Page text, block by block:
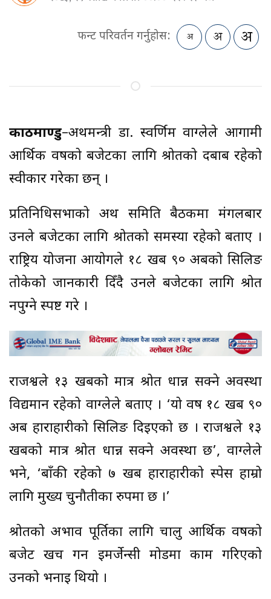
फन्ट परिवर्तन गर्नुहोस:
काठमाण्डु–अर्थमन्त्री डा. स्वर्णिम वाग्लेले आगामी
आर्थिक वर्षको बजेटका लागि श्रोतको दबाब रहेको
स्वीकार गरेका छन् ।
प्रतिनिधिसभाको अर्थ समिति बैठकमा मंगलबार
उनले बजेटका लागि श्रोतको समस्या रहेको बताए ।
राष्ट्रिय योजना आयोगले १८ खर्ब ९० अर्बको सिलिङ
तोकेको जानकारी दिँदै उनले बजेटका लागि श्रोत
नपुग्ने स्पष्ट गरे ।
राजश्वले १३ खर्बको मात्र श्रोत धान्न सक्ने अवस्था
विद्यमान रहेको वाग्लेले बताए । ‘यो वर्ष १८ खर्ब ९०
अर्ब हाराहारीको सिलिङ दिइएको छ । राजश्वले १३
खर्बको मात्र श्रोत धान्न सक्ने अवस्था छ’, वाग्लेले
भने, ‘बाँकी रहेको ७ खर्ब हाराहारीको स्पेस हाम्रो
लागि मुख्य चुनौतीका रुपमा छ ।’
श्रोतको अभाव पूर्तिका लागि चालु आर्थिक वर्षको
बजेट खर्च गर्न इमर्जेन्सी मोडमा काम गरिएको
उनको भनाइ थियो ।